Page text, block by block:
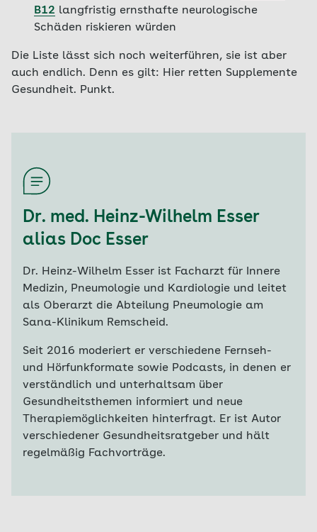
B12 langfristig ernsthafte neurologische
Schäden riskieren würden
Die Liste lässt sich noch weiterführen, sie ist aber
auch endlich. Denn es gilt: Hier retten Supplemente
Gesundheit. Punkt.
Dr. med. Heinz-Wilhelm Esser
alias Doc Esser
Dr. Heinz-Wilhelm Esser ist Facharzt für Innere
Medizin, Pneumologie und Kardiologie und leitet
als Oberarzt die Abteilung Pneumologie am
Sana-Klinikum Remscheid.
Seit 2016 moderiert er verschiedene Fernseh-
und Hörfunkformate sowie Podcasts, in denen er
verständlich und unterhaltsam über
Gesundheitsthemen informiert und neue
Therapiemöglichkeiten hinterfragt. Er ist Autor
verschiedener Gesundheitsratgeber und hält
regelmäßig Fachvorträge.